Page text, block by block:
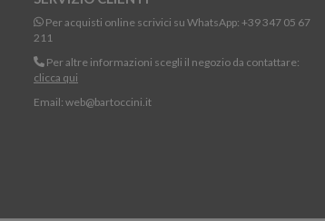
Per acquisti online scrivici su WhatsApp: +39 347 05 67
211
Per altre informazioni scegli il negozio da contattare:
clicca qui
Email: web@bartoccini.it